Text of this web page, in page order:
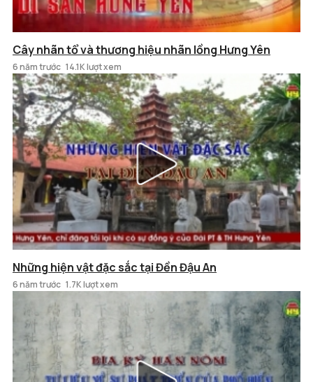
Cây nhãn tổ và thương hiệu nhãn lồng Hưng Yên
6 năm trước 14.1K lượt xem
Những hiện vật đặc sắc tại Đền Đậu An
6 năm trước 1.7K lượt xem